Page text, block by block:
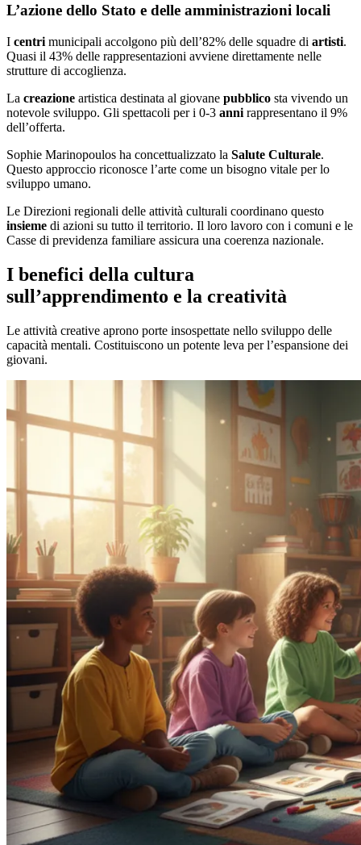
L’azione dello Stato e delle amministrazioni locali
I centri municipali accolgono più dell’82% delle squadre di artisti.
Quasi il 43% delle rappresentazioni avviene direttamente nelle
strutture di accoglienza.
La creazione artistica destinata al giovane pubblico sta vivendo un
notevole sviluppo. Gli spettacoli per i 0-3 anni rappresentano il 9%
dell’offerta.
Sophie Marinopoulos ha concettualizzato la Salute Culturale.
Questo approccio riconosce l’arte come un bisogno vitale per lo
sviluppo umano.
Le Direzioni regionali delle attività culturali coordinano questo
insieme di azioni su tutto il territorio. Il loro lavoro con i comuni e le
Casse di previdenza familiare assicura una coerenza nazionale.
I benefici della cultura
sull’apprendimento e la creatività
Le attività creative aprono porte insospettate nello sviluppo delle
capacità mentali. Costituiscono un potente leva per l’espansione dei
giovani.